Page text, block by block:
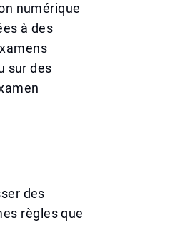
numérique
à des
sur des
des
règles que